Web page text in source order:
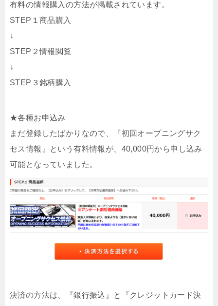
有料の情報購入の方法が掲載されています。
STEP１商品購入
↓
STEP２情報閲覧
↓
STEP３銘柄購入
★各種お申込み
まだ登録したばかりなので、『初回オープニングサク
セス情報』という有料情報が、40,000円から申し込み
可能となっていました。
決済の方法は、『銀行振込』と『クレジットカード決